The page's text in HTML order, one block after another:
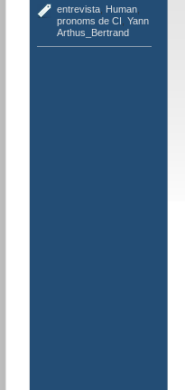
entrevista, Human,
pronoms de CI Yann
Arthus_Bertrand